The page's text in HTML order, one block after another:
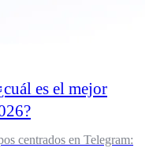
es el mejor
centrados en Telegram: